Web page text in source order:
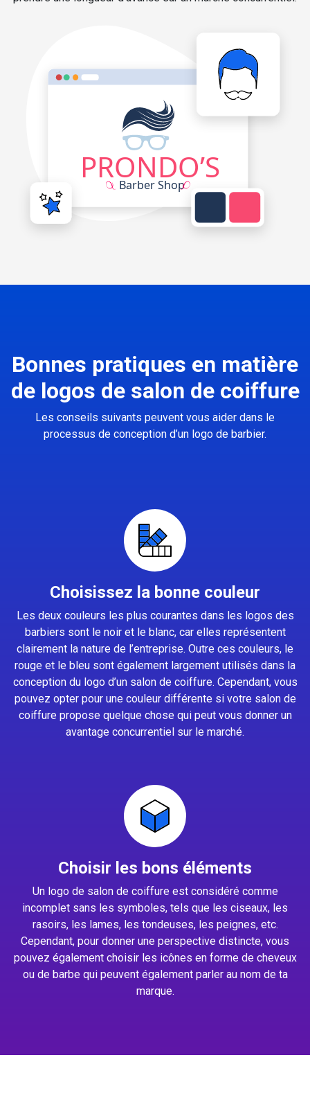
Bonnes pratiques en matière
de logos de salon de coiffure
Les conseils suivants peuvent vous aider dans le
processus de conception d’un logo de barbier.
Choisissez la bonne couleur
Les deux couleurs les plus courantes dans les logos des
barbiers sont le noir et le blanc, car elles représentent
clairement la nature de l’entreprise. Outre ces couleurs, le
rouge et le bleu sont également largement utilisés dans la
conception du logo d’un salon de coiffure. Cependant, vous
pouvez opter pour une couleur différente si votre salon de
coiffure propose quelque chose qui peut vous donner un
avantage concurrentiel sur le marché.
Choisir les bons éléments
Un logo de salon de coiffure est considéré comme
incomplet sans les symboles, tels que les ciseaux, les
rasoirs, les lames, les tondeuses, les peignes, etc.
Cependant, pour donner une perspective distincte, vous
pouvez également choisir les icônes en forme de cheveux
ou de barbe qui peuvent également parler au nom de ta
marque.